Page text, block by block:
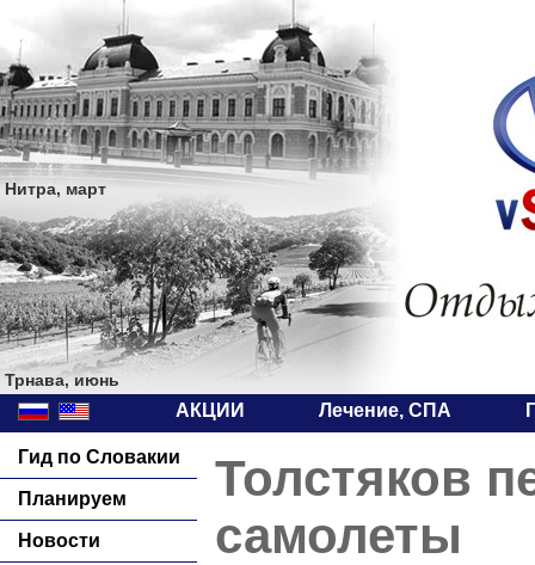
Нитра, март
Трнава, июнь
АКЦИИ Лечение, СПА
Гид по Словакии
Планируем
Новости
Толстяков
самолеты